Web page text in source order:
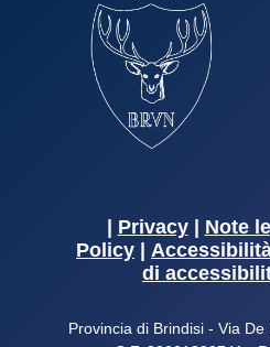
Privacy| Note
Policy
di
Provincia di Brindisi - Via